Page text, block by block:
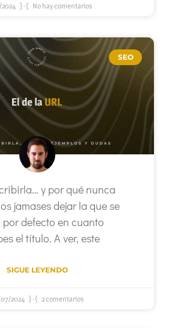
No hay comentarios
SEO
y por qué nunca
jamases dejar la que se
defecto en cuanto
el título. A ver, este
SIGUE LEYENDO
2024 2 comentarios